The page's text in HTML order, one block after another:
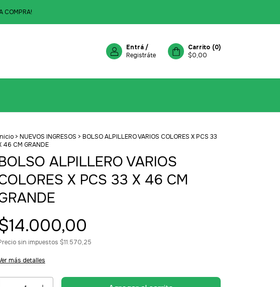
COMPRA!
Entrá /
Registráte
Carrito (0)
$0,00
> NUEVOS INGRESOS > BOLSO ALPILLERO VARIOS COLORES X PCS 33
46 CM GRANDE
ALPILLERO VARIOS
X PCS 33 X 46 CM
sin impuestos $11.570,25
más detalles